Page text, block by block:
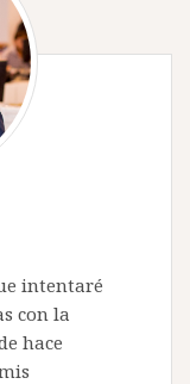
intentaré
con la
hace